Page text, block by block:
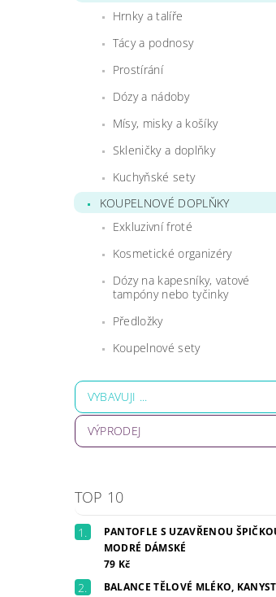
Hrnky a talíře
Tácy a podnosy
Prostírání
Dózy a nádoby
Mísy, misky a košíky
Skleničky a doplňky
Kuchyňské sety
KOUPELNOVÉ DOPLŇKY
Exkluzivní froté
Kosmetické organizéry
Dózy na kapesníky, vatové
tampóny nebo tyčinky
Předložky
Koupelnové sety
VYBAVUJI ...
VÝPRODEJ
TOP 10
PANTOFLE S UZAVŘENOU
MODRÉ DÁMSKÉ
79 Kč
BALANCE TĚLOVÉ MLÉKO,